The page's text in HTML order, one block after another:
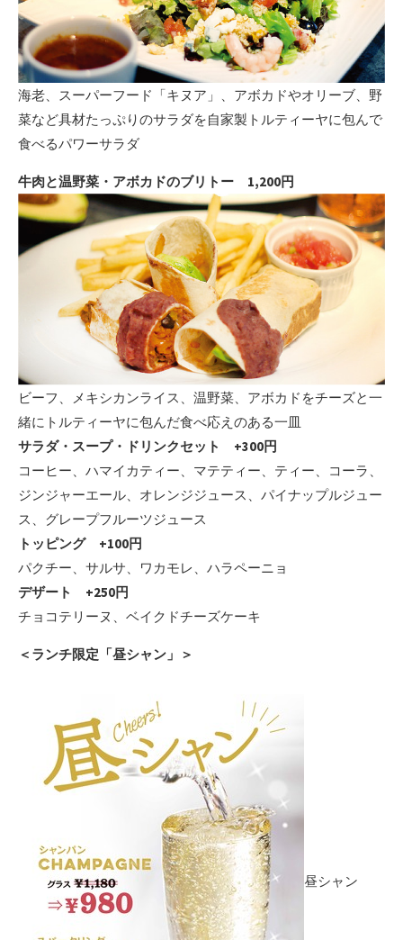
海老、スーパーフード「キヌア」、アボカドやオリーブ、野
菜など具材たっぷりのサラダを自家製トルティーヤに包んで
食べるパワーサラダ
牛肉と温野菜・アボカドのブリトー 1,200円
ビーフ、メキシカンライス、温野菜、アボカドをチーズと一
緒にトルティーヤに包んだ食べ応えのある一皿
サラダ・スープ・ドリンクセット +300円
コーヒー、ハマイカティー、マテティー、ティー、コーラ、
ジンジャーエール、オレンジジュース、パイナップルジュー
ス、グレープフルーツジュース
トッピング +100円
パクチー、サルサ、ワカモレ、ハラペーニョ
デザート +250円
チョコテリーヌ、ベイクドチーズケーキ
＜ランチ限定「昼シャン」＞
昼シャン